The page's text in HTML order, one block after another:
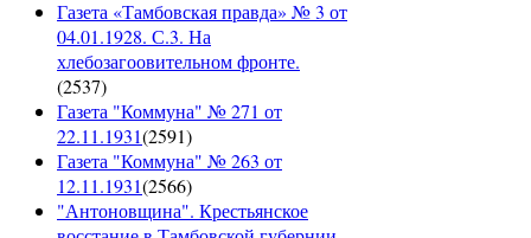
Газета «Тамбовская правда» № 3 от
04.01.1928. С.3. На
хлебозагоовительном фронте.
(2537)
Газета "Коммуна" № 271 от
22.11.1931(2591)
Газета "Коммуна" № 263 от
12.11.1931(2566)
"Антоновщина". Крестьянское